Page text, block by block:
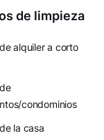
de limpieza
alquiler a corto
condominios
la casa